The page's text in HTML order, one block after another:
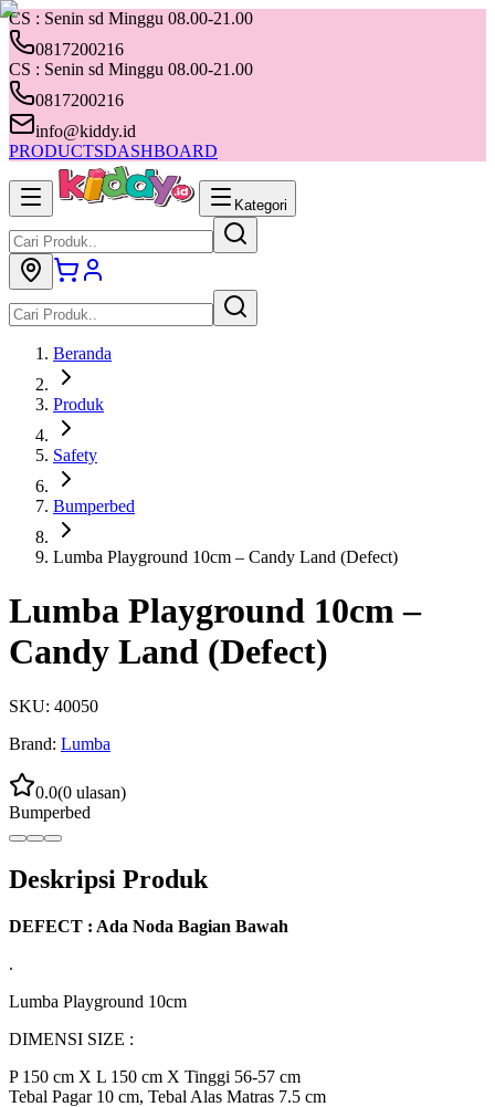
CS : Senin sd Minggu 08.00-21.00
0817200216
CS : Senin sd Minggu 08.00-21.00
0817200216
info@kiddy.id
PRODUCTSDASHBOARD
Kategori
Beranda
Produk
Safety
Bumperbed
Lumba Playground 10cm – Candy Land (Defect)
Lumba Playground 10cm –
Candy Land (Defect)
SKU: 40050
Brand: Lumba
0.0(0 ulasan)
Bumperbed
Deskripsi Produk
DEFECT : Ada Noda Bagian Bawah
.
Lumba Playground 10cm
DIMENSI SIZE :
P 150 cm X L 150 cm X Tinggi 56-57 cm
Tebal Pagar 10 cm, Tebal Alas Matras 7.5 cm